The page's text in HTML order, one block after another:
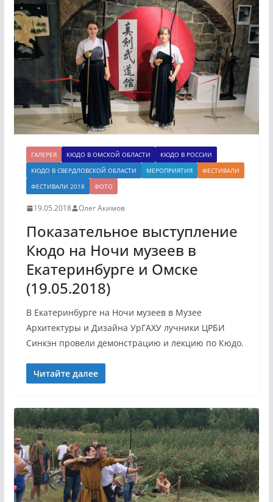
ГАЛЕРЕЯ КЮДО В ОМСКОЙ ОБЛАСТИ
КЮДО В РОССИИ
КЮДО В СВЕРДЛОВСКОЙ ОБЛАСТИ
МЕРОПРИЯТИЯ
ФЕСТИВАЛИ
ФЕСТИВАЛИ 2018
ФОТО
19.05.2018 Олег Акимов
Показательное выступление
Кюдо на Ночи музеев в
Екатеринбурге и Омске
(19.05.2018)
В Екатеринбурге на Ночи музеев в Музее
Архитектуры и Дизайна УрГАХУ лучники ЦРБИ
Синкэн провели демонстрацию и лекцию по Кюдо.
Читайте далее